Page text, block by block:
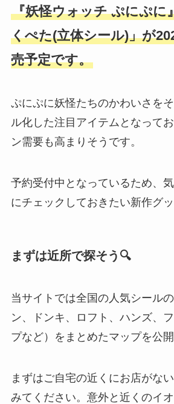
『妖怪ウォッチ ぷにぷに
くぺた(立体シール)」が
売予定です。
ぷにぷに妖怪たちのかわいさを
ル化した注目アイテムとなって
ン需要も高まりそうです。
予約受付中となっているため、
にチェックしておきたい新作グッ
まずは近所で探そう🔍
当サイトでは全国の人気シール
ン、ドンキ、ロフト、ハンズ、
プなど）をまとめたマップを公開
まずはご自宅の近くにお店がな
みてください。意外と近くのイ